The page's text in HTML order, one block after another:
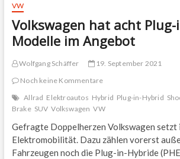
VW
Volkswagen hat acht
Modelle im Angebot
Wolfgang Schäffer
19. September 2021
Noch keine Kommentare
Allrad Elektroautos Hybrid Plug-in-Hybrid
Brake SUV Volkswagen VW
Gefragte Doppelherzen Volkswagen
Elektromobilität. Dazu zählen vorerst
Fahrzeugen noch die Plug-in-Hybride